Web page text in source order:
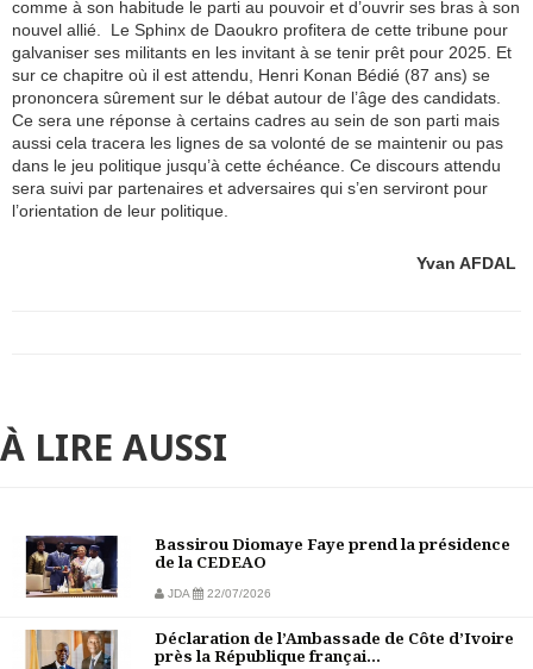
comme à son habitude le parti au pouvoir et d’ouvrir ses bras à son
nouvel allié. Le Sphinx de Daoukro profitera de cette tribune pour
galvaniser ses militants en les invitant à se tenir prêt pour 2025. Et
sur ce chapitre où il est attendu, Henri Konan Bédié (87 ans) se
prononcera sûrement sur le débat autour de l’âge des candidats.
Ce sera une réponse à certains cadres au sein de son parti mais
aussi cela tracera les lignes de sa volonté de se maintenir ou pas
dans le jeu politique jusqu’à cette échéance. Ce discours attendu
sera suivi par partenaires et adversaires qui s’en serviront pour
l’orientation de leur politique.
Yvan AFDAL
À LIRE AUSSI
Bassirou Diomaye Faye prend la présidence
de la CEDEAO
JDA 22/07/2026
Déclaration de l’Ambassade de Côte d’Ivoire
près la République françai...